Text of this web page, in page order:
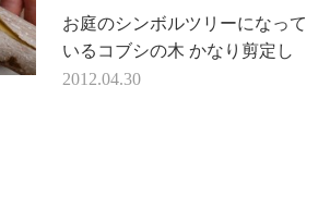
お庭のシンボルツリーになって
いるコブシの木 かなり剪定し
てす～っきりしました。 コ
2012.04.30